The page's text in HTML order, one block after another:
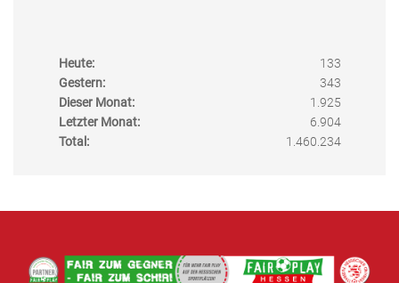
Heute:
133
Gestern:
343
Dieser Monat:
1.925
Letzter Monat:
6.904
Total:
1.460.234